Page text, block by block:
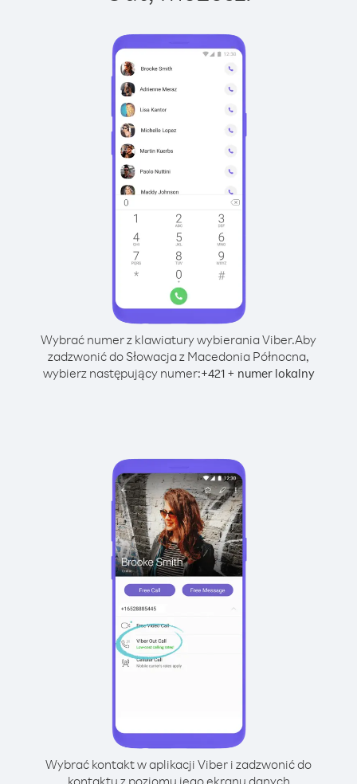
Wybrać numer z klawiatury wybierania Viber.Aby
zadzwonić do Słowacja z Macedonia Północna,
wybierz następujący numer:+421+ numer lokalny
Wybrać kontakt w aplikacji Viber i zadzwonić do
kontaktu z poziomu jego ekranu danych